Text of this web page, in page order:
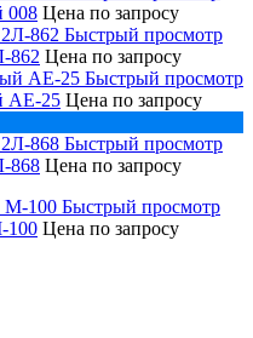
008 Цена по запросу
Быстрый просмотр
862 Цена по запросу
Быстрый просмотр
AE-25 Цена по запросу
Быстрый просмотр
868 Цена по запросу
Быстрый просмотр
100 Цена по запросу